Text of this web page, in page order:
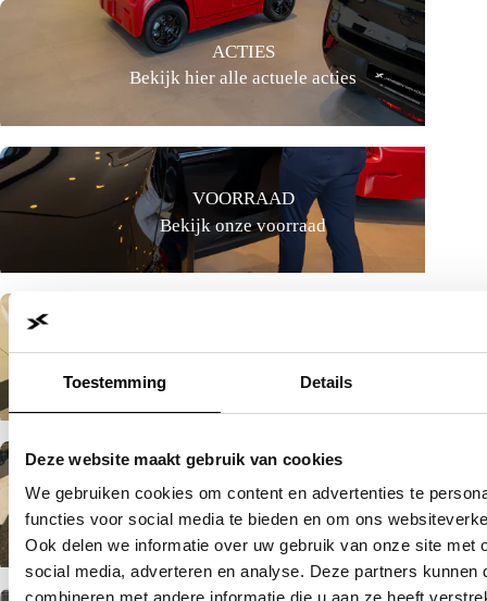
Toestemming Details
Deze website maakt gebruik van cookies
We gebruiken cookies om content en advertenties te
functies voor social media te bieden en om ons
Ook delen we informatie over uw gebruik van onze site met
social media, adverteren en analyse. Deze partners kunnen
combineren met andere informatie die u aan ze heeft
ACTIES
Bekijk hier alle actuele acties
VOORRAAD
Bekijk onze voorraad
Bekijk hier onze vestigingen en contactgegevens
WERKPLAATSAFSPRAAK
Plan eenvoudig online een werkplaatsafspraak